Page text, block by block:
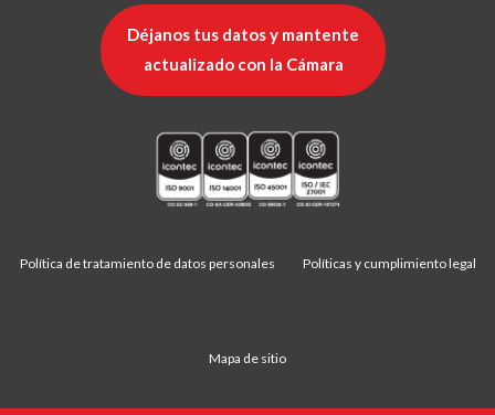
Déjanos tus datos y mantente
actualizado con la Cámara
Política de tratamiento de datos personales Políticas y cumplimiento legal
Mapa de sitio